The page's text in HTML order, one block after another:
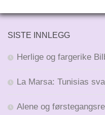
SISTE INNLEGG
Herlige og fargerike
La Marsa: Tunisias
Alene og